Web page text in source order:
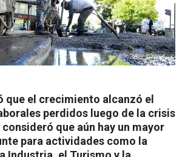
que el crecimiento alcanzó el
perdidos luego de la crisis
que aún hay un mayor
para actividades como la